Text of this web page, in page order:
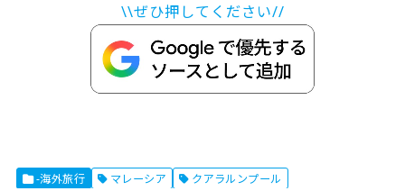
\\ぜひ押してください//
-海外旅行 マレーシア クアラルンプール